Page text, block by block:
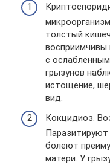
толстый
восприимчивы
с
грызунов
истощение,
вид.
Кокцидиоз.
болеют
матери. У